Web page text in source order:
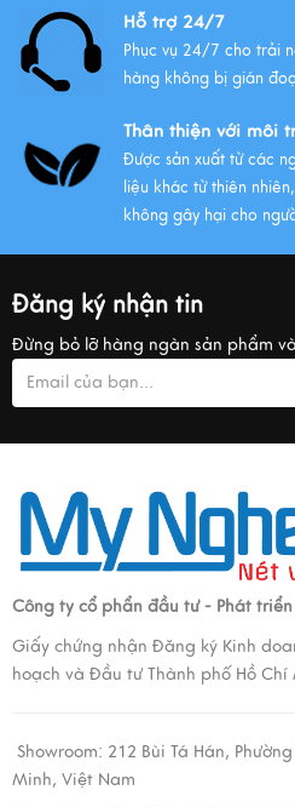
Hỗ trợ 24/7
Phục vụ 24/7 cho trải
hàng không bị gián
Thân thiện với môi
Được sản xuất từ các
liệu khác từ thiên
không gây hại cho
Đăng ký nhận tin
Đừng bỏ lỡ hàng ngàn sản phẩm
Công ty cổ phẩn đầu tư - Phát
Giấy chứng nhận Đăng ký Kinh
hoạch và Đầu tư Thành phố Hồ Chí
Showroom: 212 Bùi Tá Hán,
Minh, Việt Nam